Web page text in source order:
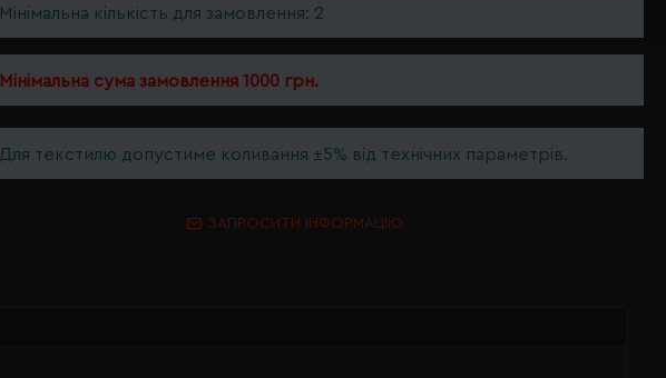
Мінімальна кількість для замовлення: 2
Мінімальна сума замовлення 1000 грн.
Для текстилю допустиме коливання ±5% від технічних параметрів.
ЗАПРОСИТИ ІНФОРМАЦІЮ